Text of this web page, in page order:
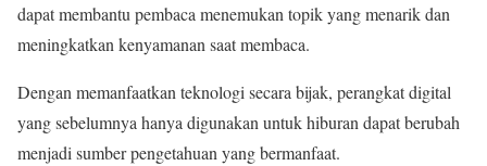
dapat membantu pembaca menemukan topik yang menarik dan
meningkatkan kenyamanan saat membaca.
Dengan memanfaatkan teknologi secara bijak, perangkat digital
yang sebelumnya hanya digunakan untuk hiburan dapat berubah
menjadi sumber pengetahuan yang bermanfaat.